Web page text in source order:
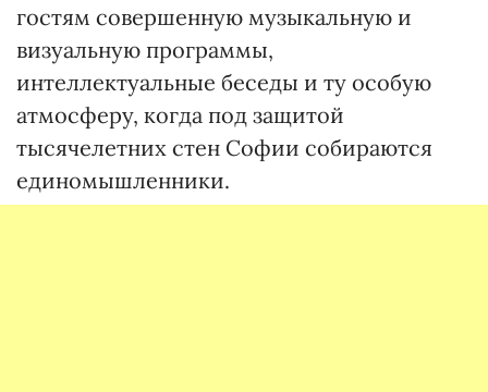
гостям совершенную музыкальную и
визуальную программы,
интеллектуальные беседы и ту особую
атмосферу, когда под защитой
тысячелетних стен Софии собираются
единомышленники.